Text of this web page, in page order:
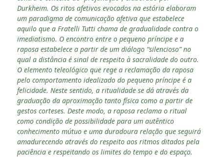
Durkheim. Os ritos afetivos evocados na estória elaboram
um paradigma de comunicação afetiva que estabelece
aquilo que a Fratelli Tutti chama de gradualidade contra o
imediatismo. O encontro entre o pequeno príncipe e a
raposa estabelece a partir de um diálogo “silencioso” no
qual a distância é sinal de respeito à sacralidade do outro.
O elemento teleológico que rege a reclamação da raposa
pelo comportamento idealizado do pequeno príncipe é a
felicidade. Neste sentido, a ritualidade se dá através da
graduação da aproximação tanto física como a partir de
gestos corteses. Deste modo, a raposa reclama o ritual
como condição de possibilidade para um autêntico
conhecimento mútuo e uma duradoura relação que seguirá
amadurecendo através do respeito aos ritmos ditados pela
paciência e respeitando os limites do tempo e do espaço.